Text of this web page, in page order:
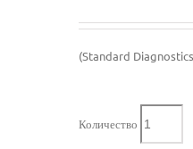
(Standard
Количество